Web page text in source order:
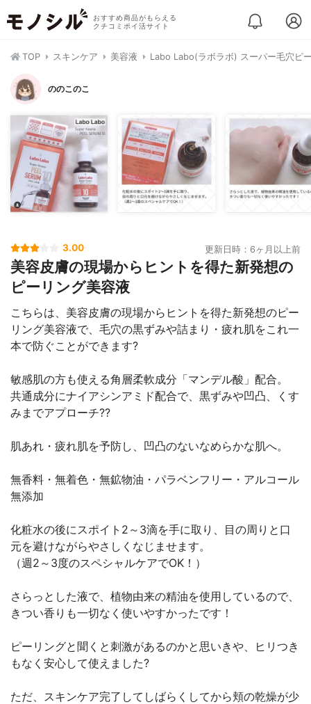
おすすめ商品がもらえる
クチコミポイ活サイト
TOP スキンケア 美容液 Labo Labo(ラボラボ) スーパー毛穴ピ
ののこのこ
3.00 更新日時：6ヶ月以上前
美容皮膚の現場からヒントを得た新発想の
ピーリング美容液
こちらは、美容皮膚の現場からヒントを得た新発想のピー
リング美容液で、毛穴の黒ずみや詰まり・疲れ肌をこれ一
本で防ぐことができます?
敏感肌の方も使える角層柔軟成分「マンデル酸」配合。
共通成分にナイアシンアミド配合で、黒ずみや凹凸、くす
みまでアプローチ??
肌あれ・疲れ肌を予防し、凹凸のないなめらかな肌へ。
無香料・無着色・無鉱物油・パラベンフリー・アルコール
無添加
化粧水の後にスポイト2～3滴を手に取り、目の周りと口
元を避けながらやさしくなじませます。
（週2～3度のスペシャルケアでOK！）
さらっとした液で、植物由来の精油を使用しているので、
きつい香りも一切なく使いやすかったです！
ピーリングと聞くと刺激があるのかと思いきや、ヒリつき
もなく安心して使えました?
ただ、スキンケア完了してしばらくしてから頬の乾燥が少